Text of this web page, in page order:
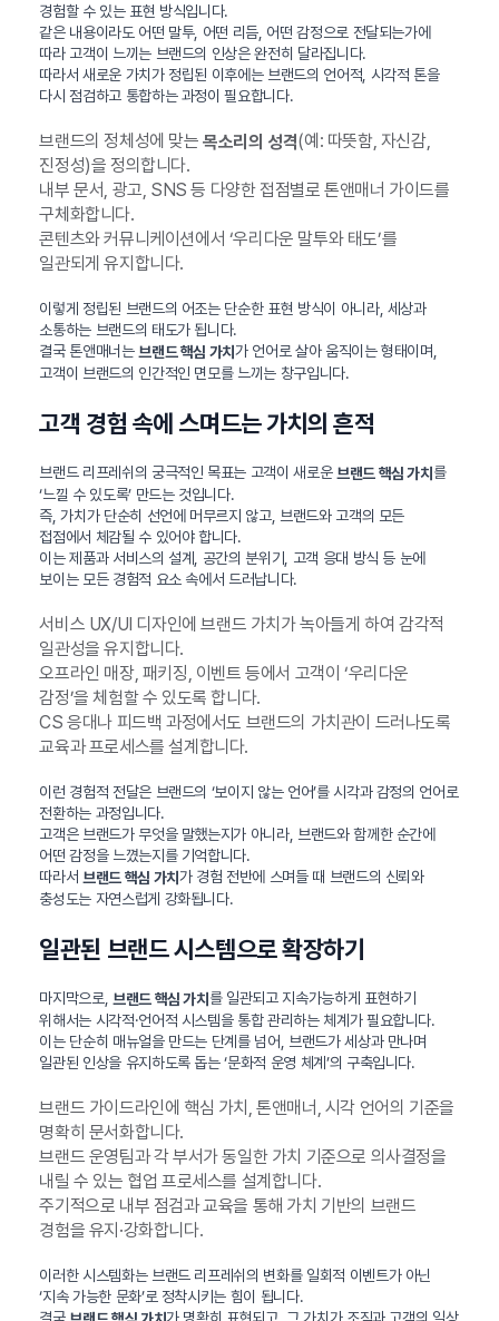
경험할 수 있는 표현 방식입니다.
같은 내용이라도 어떤 말투, 어떤 리듬, 어떤 감정으로 전달되는가에
따라 고객이 느끼는 브랜드의 인상은 완전히 달라집니다.
따라서 새로운 가치가 정립된 이후에는 브랜드의 언어적, 시각적 톤을
다시 점검하고 통합하는 과정이 필요합니다.
브랜드의 정체성에 맞는목소리의 성격(예: 따뜻함, 자신감,
진정성)을 정의합니다.
내부 문서, 광고, SNS 등 다양한 접점별로 톤앤매너 가이드를
구체화합니다.
콘텐츠와 커뮤니케이션에서 ‘우리다운 말투와 태도’를
일관되게 유지합니다.
이렇게 정립된 브랜드의 어조는 단순한 표현 방식이 아니라, 세상과
소통하는 브랜드의 태도가 됩니다.
결국 톤앤매너는브랜드 핵심 가치가 언어로 살아 움직이는 형태이며,
고객이 브랜드의 인간적인 면모를 느끼는 창구입니다.
고객 경험 속에 스며드는 가치의 흔적
브랜드 리프레쉬의 궁극적인 목표는 고객이 새로운브랜드 핵심 가치 를
‘느낄 수 있도록’ 만드는 것입니다.
즉, 가치가 단순히 선언에 머무르지 않고, 브랜드와 고객의 모든
접점에서 체감될 수 있어야 합니다.
이는 제품과 서비스의 설계, 공간의 분위기, 고객 응대 방식 등 눈에
보이는 모든 경험적 요소 속에서 드러납니다.
서비스 UX/UI 디자인에 브랜드 가치가 녹아들게 하여 감각적
일관성을 유지합니다.
오프라인 매장, 패키징, 이벤트 등에서 고객이 ‘우리다운
감정’을 체험할 수 있도록 합니다.
CS 응대나 피드백 과정에서도 브랜드의 가치관이 드러나도록
교육과 프로세스를 설계합니다.
이런 경험적 전달은 브랜드의 ‘보이지 않는 언어’를 시각과 감정의 언어로
전환하는 과정입니다.
고객은 브랜드가 무엇을 말했는지가 아니라, 브랜드와 함께한 순간에
어떤 감정을 느꼈는지를 기억합니다.
따라서 브랜드 핵심 가치가 경험 전반에 스며들 때 브랜드의 신뢰와
충성도는 자연스럽게 강화됩니다.
일관된 브랜드 시스템으로 확장하기
마지막으로, 브랜드 핵심 가치를 일관되고 지속가능하게 표현하기
위해서는 시각적·언어적 시스템을 통합 관리하는 체계가 필요합니다.
이는 단순히 매뉴얼을 만드는 단계를 넘어, 브랜드가 세상과 만나며
일관된 인상을 유지하도록 돕는 ‘문화적 운영 체계’의 구축입니다.
브랜드 가이드라인에 핵심 가치, 톤앤매너, 시각 언어의 기준을
명확히 문서화합니다.
브랜드 운영팀과 각 부서가 동일한 가치 기준으로 의사결정을
내릴 수 있는 협업 프로세스를 설계합니다.
주기적으로 내부 점검과 교육을 통해 가치 기반의 브랜드
경험을 유지·강화합니다.
이러한 시스템화는 브랜드 리프레쉬의 변화를 일회적 이벤트가 아닌
‘지속 가능한 문화’로 정착시키는 힘이 됩니다.
결국
가 명확히 표현되고, 그 가치가 조직과 고객의 일상